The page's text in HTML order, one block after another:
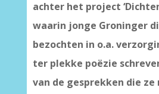
achter het project
waarin jonge Groninger
bezochten in o.a.
ter plekke poëzie
van de gesprekken die ze